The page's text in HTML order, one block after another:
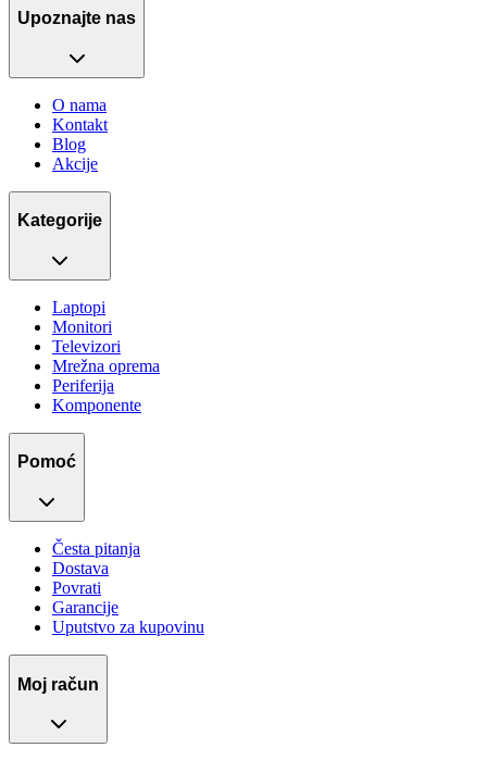
Upoznajte nas
O nama
Kontakt
Blog
Akcije
Kategorije
Laptopi
Monitori
Televizori
Mrežna oprema
Periferija
Komponente
Pomoć
Česta pitanja
Dostava
Povrati
Garancije
Uputstvo za kupovinu
Moj račun